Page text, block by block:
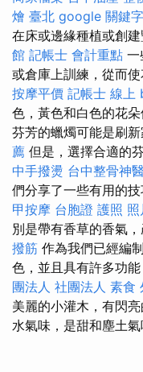
燴 臺北 google 關鍵字
在床或邊緣種植或創
館 記帳士 會計重點 一
或倉庫上訓練，從而
按摩平價 記帳士 線上
色，黃色和白色的花
芬芳的蠟燭可能是刷
薦 但是，選擇合適的
中手撥燙 台中整骨神
們分享了一些有用的
甲按摩 台胞證 護照 照
別是帶有香草的香氣
撥筋 作為我們已經編
色，並且具有許多功
團法人 社團法人 素食
美麗的小灌木，有閃
水氣味，是甜和塵土氣